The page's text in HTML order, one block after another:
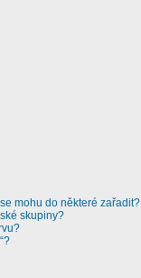
mohu do některé zařadit?
skupiny?